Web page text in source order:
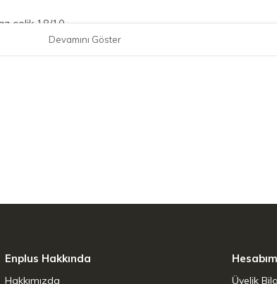
çelik 18/10
Devamını Göster
Enplus Hakkında
Hakkımızda
Hesabım
Üyelik